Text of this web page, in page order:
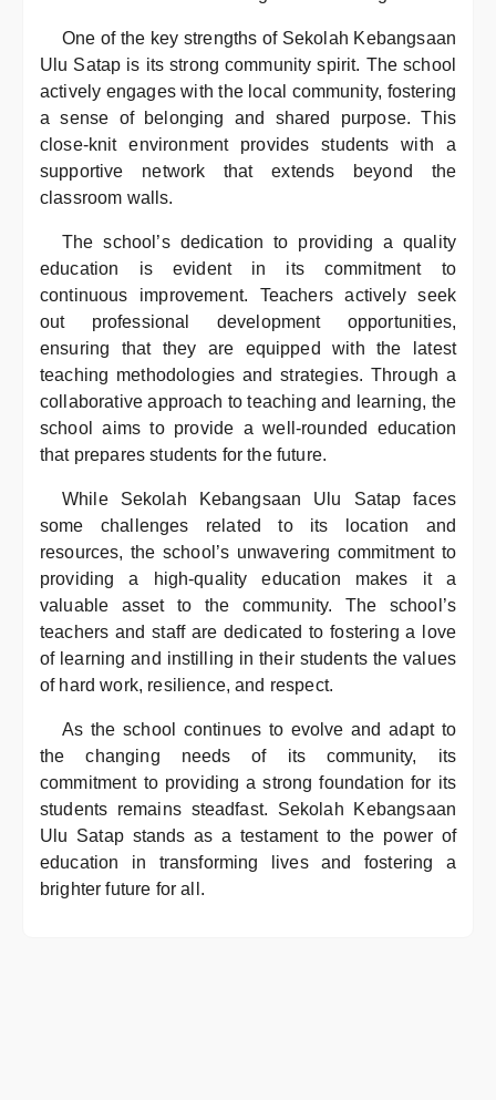
One of the key strengths of Sekolah Kebangsaan
Ulu Satap is its strong community spirit. The school
actively engages with the local community, fostering
a sense of belonging and shared purpose. This
close-knit environment provides students with a
supportive network that extends beyond the
classroom walls.
The school’s dedication to providing a quality
education is evident in its commitment to
continuous improvement. Teachers actively seek
out professional development opportunities,
ensuring that they are equipped with the latest
teaching methodologies and strategies. Through a
collaborative approach to teaching and learning, the
school aims to provide a well-rounded education
that prepares students for the future.
While Sekolah Kebangsaan Ulu Satap faces
some challenges related to its location and
resources, the school’s unwavering commitment to
providing a high-quality education makes it a
valuable asset to the community. The school’s
teachers and staff are dedicated to fostering a love
of learning and instilling in their students the values
of hard work, resilience, and respect.
As the school continues to evolve and adapt to
the changing needs of its community, its
commitment to providing a strong foundation for its
students remains steadfast. Sekolah Kebangsaan
Ulu Satap stands as a testament to the power of
education in transforming lives and fostering a
brighter future for all.